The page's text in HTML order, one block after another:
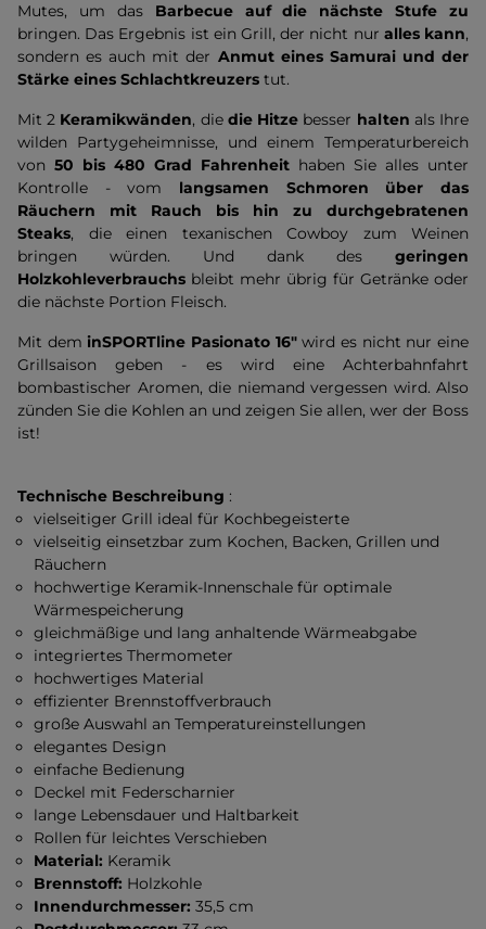
Mutes, um das Barbecue auf die nächste Stufe zu
bringen. Das Ergebnis ist ein Grill, der nicht nur alles kann,
sondern es auch mit der Anmut eines Samurai und der
Stärke eines Schlachtkreuzers tut.
Mit 2 Keramikwänden, die die Hitze besser halten als Ihre
wilden Partygeheimnisse, und einem Temperaturbereich
von 50 bis 480 Grad Fahrenheit haben Sie alles unter
Kontrolle - vom langsamen Schmoren über das
Räuchern mit Rauch bis hin zu durchgebratenen
Steaks, die einen texanischen Cowboy zum Weinen
bringen würden. Und dank des geringen
Holzkohleverbrauchs bleibt mehr übrig für Getränke oder
die nächste Portion Fleisch.
Mit dem inSPORTline Pasionato 16"wird es nicht nur eine
Grillsaison geben - es wird eine Achterbahnfahrt
bombastischer Aromen, die niemand vergessen wird. Also
zünden Sie die Kohlen an und zeigen Sie allen, wer der Boss
ist!
Technische Beschreibung :
vielseitiger Grill ideal für Kochbegeisterte
vielseitig einsetzbar zum Kochen, Backen, Grillen und
Räuchern
hochwertige Keramik-Innenschale für optimale
Wärmespeicherung
gleichmäßige und lang anhaltende Wärmeabgabe
integriertes Thermometer
hochwertiges Material
effizienter Brennstoffverbrauch
große Auswahl an Temperatureinstellungen
elegantes Design
einfache Bedienung
Deckel mit Federscharnier
lange Lebensdauer und Haltbarkeit
Rollen für leichtes Verschieben
Material: Keramik
Brennstoff: Holzkohle
Innendurchmesser:35,5 cm